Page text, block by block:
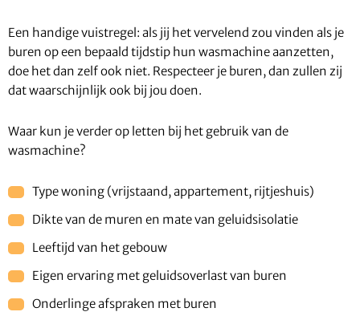
Een handige vuistregel: als jij het vervelend zou vinden als je
buren op een bepaald tijdstip hun wasmachine aanzetten,
doe het dan zelf ook niet. Respecteer je buren, dan zullen zij
dat waarschijnlijk ook bij jou doen.
Waar kun je verder op letten bij het gebruik van de
wasmachine?
Type woning (vrijstaand, appartement, rijtjeshuis)
Dikte van de muren en mate van geluidsisolatie
Leeftijd van het gebouw
Eigen ervaring met geluidsoverlast van buren
Onderlinge afspraken met buren